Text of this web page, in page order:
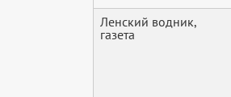
Ленский водник,
газета